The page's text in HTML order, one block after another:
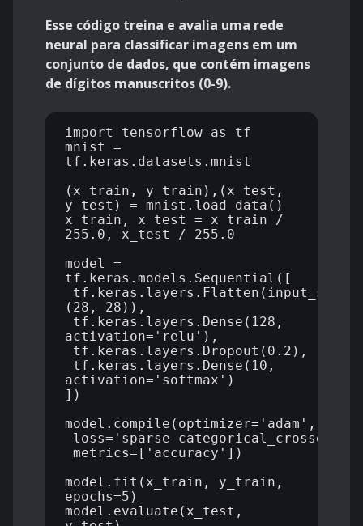
Esse código treina e avalia uma rede
neural para classificar imagens em um
conjunto de dados, que contém imagens
de dígitos manuscritos (0-9).
import tensorflow as tf
mnist =
tf.keras.datasets.mnist
(x_train, y_train),(x_test,
y_test) = mnist.load_data()
x_train, x_test = x_train /
255.0, x_test / 255.0
model =
tf.keras.models.Sequential([
(28, 28)),
tf.keras.layers.Dense(128,
activation='relu'),
tf.keras.layers.Dropout(0.2),
tf.keras.layers.Dense(10,
activation='softmax')
])
model.compile(optimizer='adam',
metrics=['accuracy'])
model.fit(x_train, y_train,
epochs=5)
model.evaluate(x_test,